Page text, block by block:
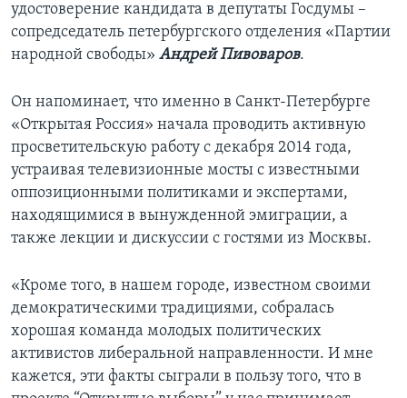
удостоверение кандидата в депутаты Госдумы –
сопредседатель петербургского отделения «Партии
народной свободы» Андрей Пивоваров.
Он напоминает, что именно в Санкт-Петербурге
«Открытая Россия» начала проводить активную
просветительскую работу с декабря 2014 года,
устраивая телевизионные мосты с известными
оппозиционными политиками и экспертами,
находящимися в вынужденной эмиграции, а
также лекции и дискуссии с гостями из Москвы.
«Кроме того, в нашем городе, известном своими
демократическими традициями, собралась
хорошая команда молодых политических
активистов либеральной направленности. И мне
кажется, эти факты сыграли в пользу того, что в